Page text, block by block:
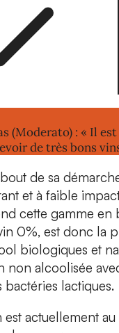
(Moderato) : « Il
de très bons
de sa
et à faible
cette gamme en
0%, est donc la
biologiques et
non alcoolisée
bactéries lactiques.
est actuellement